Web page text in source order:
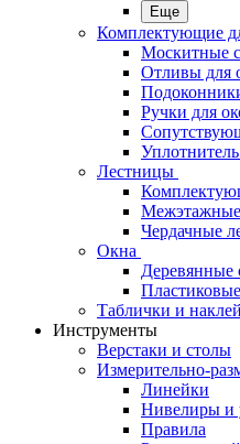
Еще
Комплектующие
Москитные
Отливы для
Ручки для
Лестницы
Чердачные
Окна
Деревянные
Таблички и
Инструменты
Верстаки и столы
Измерительно-
Линейки
Нивелиры и
Правила